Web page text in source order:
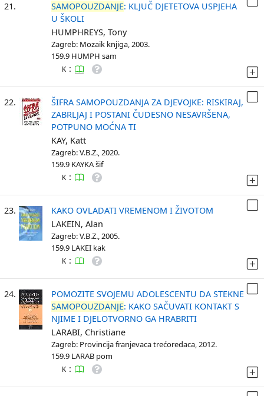
21. SAMOPOUZDANJE: KLJUČ DJETETOVA USPJEHA
U ŠKOLI
HUMPHREYS, Tony
Zagreb: Mozaik knjiga, 2003.
159.9 HUMPH sam
K :
22.
ŠIFRA SAMOPOUZDANJA ZA DJEVOJKE: RISKIRAJ,
ZABRLJAJ I POSTANI ČUDESNO NESAVRŠENA,
POTPUNO MOĆNA TI
KAY, Katt
Zagreb: V.B.Z., 2020.
159.9 KAYKA šif
K :
23.
KAKO OVLADATI VREMENOM I ŽIVOTOM
LAKEIN, Alan
Zagreb: V.B.Z., 2005.
159.9 LAKEI kak
K :
24.
POMOZITE SVOJEMU ADOLESCENTU DA STEKNE
SAMOPOUZDANJE: KAKO SAČUVATI KONTAKT S
NJIME I DJELOTVORNO GA HRABRITI
LARABI, Christiane
Zagreb: Provincija franjevaca trećoredaca, 2012.
159.9 LARAB pom
K :